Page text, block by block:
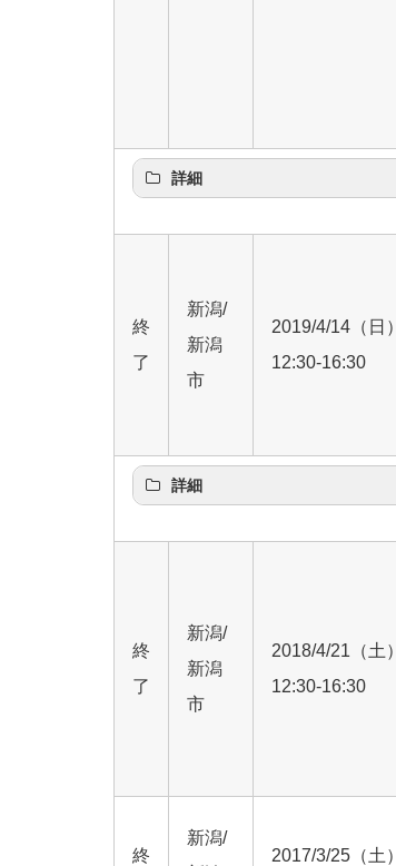
詳細
終
了
新潟/
新潟
市
2019/4/14（日）
12:30-16:30
詳細
終
了
新潟/
新潟
市
2018/4/21（土）
12:30-16:30
終
新潟/
2017/3/25（土）